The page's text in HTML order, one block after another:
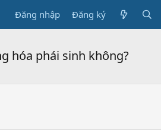
Đăng nhập Đăng ký
hóa phái sinh không?